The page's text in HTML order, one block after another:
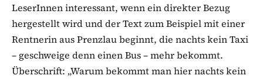
LeserInnen interessant, wenn ein direkter Bezug
hergestellt wird und der Text zum Beispiel mit einer
Rentnerin aus Prenzlau beginnt, die nachts kein Taxi
– geschweige denn einen Bus – mehr bekommt.
Überschrift: „Warum bekommt man hier nachts kein